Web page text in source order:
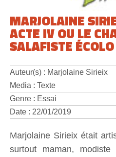
MARJOLAINE
ACTE IV OU LE
SALAFISTE
Auteur(s) : Marjolaine Sirieix
Media : Texte
Genre : Essai
Date : 22/01/2019
Marjolaine Sirieix était
surtout maman,